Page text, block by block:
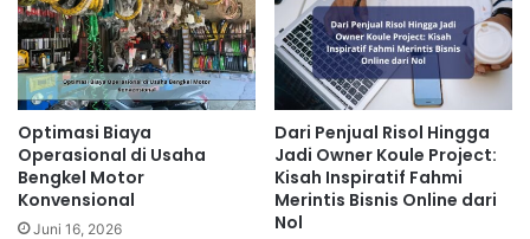
Optimasi Biaya
Operasional di Usaha
Bengkel Motor
Konvensional
Juni 16, 2026
Dari Penjual Risol Hingga
Jadi Owner Koule Project:
Kisah Inspiratif Fahmi
Merintis Bisnis Online dari
Nol